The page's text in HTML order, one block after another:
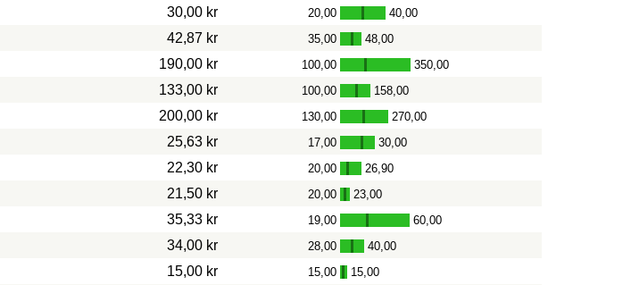
30,00 kr 20,00 - 40,00
42,87 kr 35,00 - 48,00
190,00 kr 100,00 - 350,00
133,00 kr 100,00 - 158,00
200,00 kr 130,00 - 270,00
25,63 kr 17,00 - 30,00
22,30 kr 20,00 - 26,90
21,50 kr 20,00 - 23,00
35,33 kr 19,00 - 60,00
34,00 kr 28,00 - 40,00
15,00 kr 15,00 - 15,00